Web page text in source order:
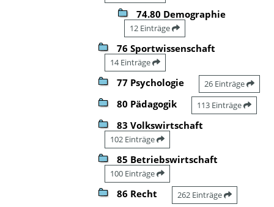
74.80 Demographie
12 Einträge
76 Sportwissenschaft
14 Einträge
77 Psychologie 26 Einträge
80 Pädagogik 113 Einträge
83 Volkswirtschaft
102 Einträge
85 Betriebswirtschaft
100 Einträge
86 Recht 262 Einträge